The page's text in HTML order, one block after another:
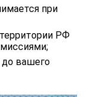
при
РФ
вашего